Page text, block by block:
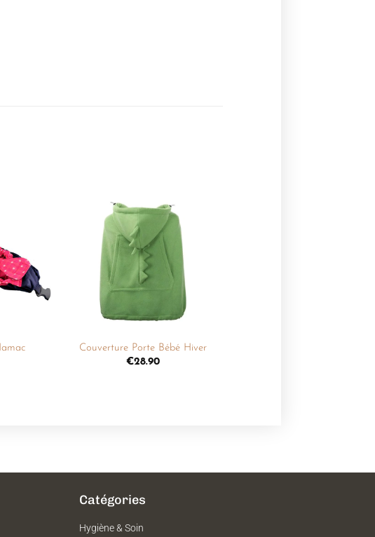
souhaits
Ajouter
liste de
souhaits
Couverture Porte Bébé Hiver
€28.90
Catégories
Hygiène & Soin